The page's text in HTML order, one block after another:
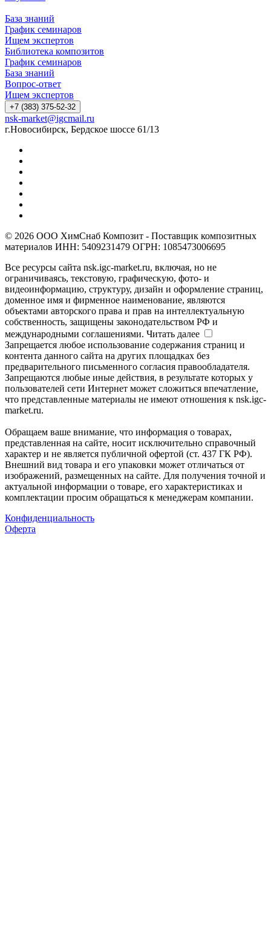
База знаний
График семинаров
Ищем экспертов
Библиотека композитов
График семинаров
База знаний
Вопрос-ответ
Ищем экспертов
+7 (383) 375-52-32
nsk-market@igcmail.ru
г.Новосибирск, Бердское шоссе 61/13
© 2026 ООО ХимСнаб Композит - Поставщик композитных
материалов ИНН: 5409231479 ОГРН: 1085473006695
Все ресурсы сайта nsk.igc-market.ru, включая, но не
ограничиваясь, текстовую, графическую, фото- и
видеоинформацию, структуру, дизайн и оформление страниц,
доменное имя и фирменное наименование, являются
объектами авторского права и прав на интеллектуальную
собственность, защищены законодательством РФ и
международными соглашениями. Читать далее
Запрещается любое использование содержания страниц и
контента данного сайта на других площадках без
предварительного письменного согласия правообладателя.
Запрещаются любые иные действия, в результате которых у
пользователей сети Интернет может сложиться впечатление,
что представленные материалы не имеют отношения к nsk.igc-
market.ru.
Обращаем ваше внимание, что информация о товарах,
представленная на сайте, носит исключительно справочный
характер и не является публичной офертой (ст. 437 ГК РФ).
Внешний вид товара и его упаковки может отличаться от
изображений, размещенных на сайте. Для получения точной и
актуальной информации о товаре, его характеристиках и
комплектации просим обращаться к менеджерам компании.
Конфиденциальность
Оферта